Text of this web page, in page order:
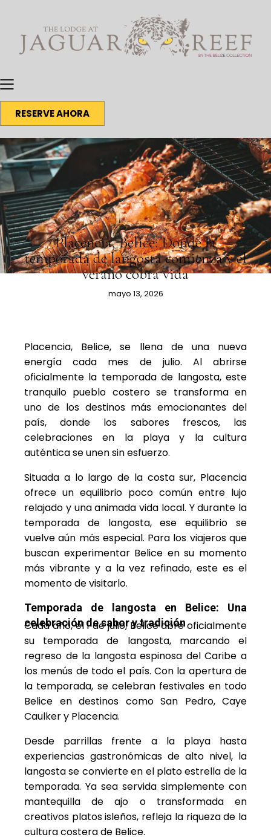
RESERVE AHORA
BLOG
Placencia, Belice: Donde la
temporada de langosta comienza y el
verano cobra vida
mayo 13, 2026
Placencia, Belice, se llena de una nueva
energía cada mes de julio. Al abrirse
oficialmente la temporada de langosta, este
tranquilo pueblo costero se transforma en
uno de los destinos más emocionantes del
país, donde los sabores frescos, las
celebraciones en la playa y la cultura
auténtica se unen sin esfuerzo.
Situada a lo largo de la costa sur, Placencia
ofrece un equilibrio poco común entre lujo
relajado y una animada vida local. Y durante la
temporada de langosta, ese equilibrio se
vuelve aún más especial. Para los viajeros que
buscan experimentar Belice en su momento
más vibrante y a la vez refinado, este es el
momento de visitarlo.
Temporada de langosta en Belice: Una
celebración de sabor y tradición
Cada año, el 1 de julio, Belice abre oficialmente
su temporada de langosta, marcando el
regreso de la langosta espinosa del Caribe a
los menús de todo el país. Con la apertura de
la temporada, se celebran festivales en todo
Belice en destinos como San Pedro, Caye
Caulker y Placencia.
Desde parrillas frente a la playa hasta
experiencias gastronómicas de alto nivel, la
langosta se convierte en el plato estrella de la
temporada. Ya sea servida simplemente con
mantequilla de ajo o transformada en
creativos platos isleños, refleja la riqueza de la
cultura costera de Belice.